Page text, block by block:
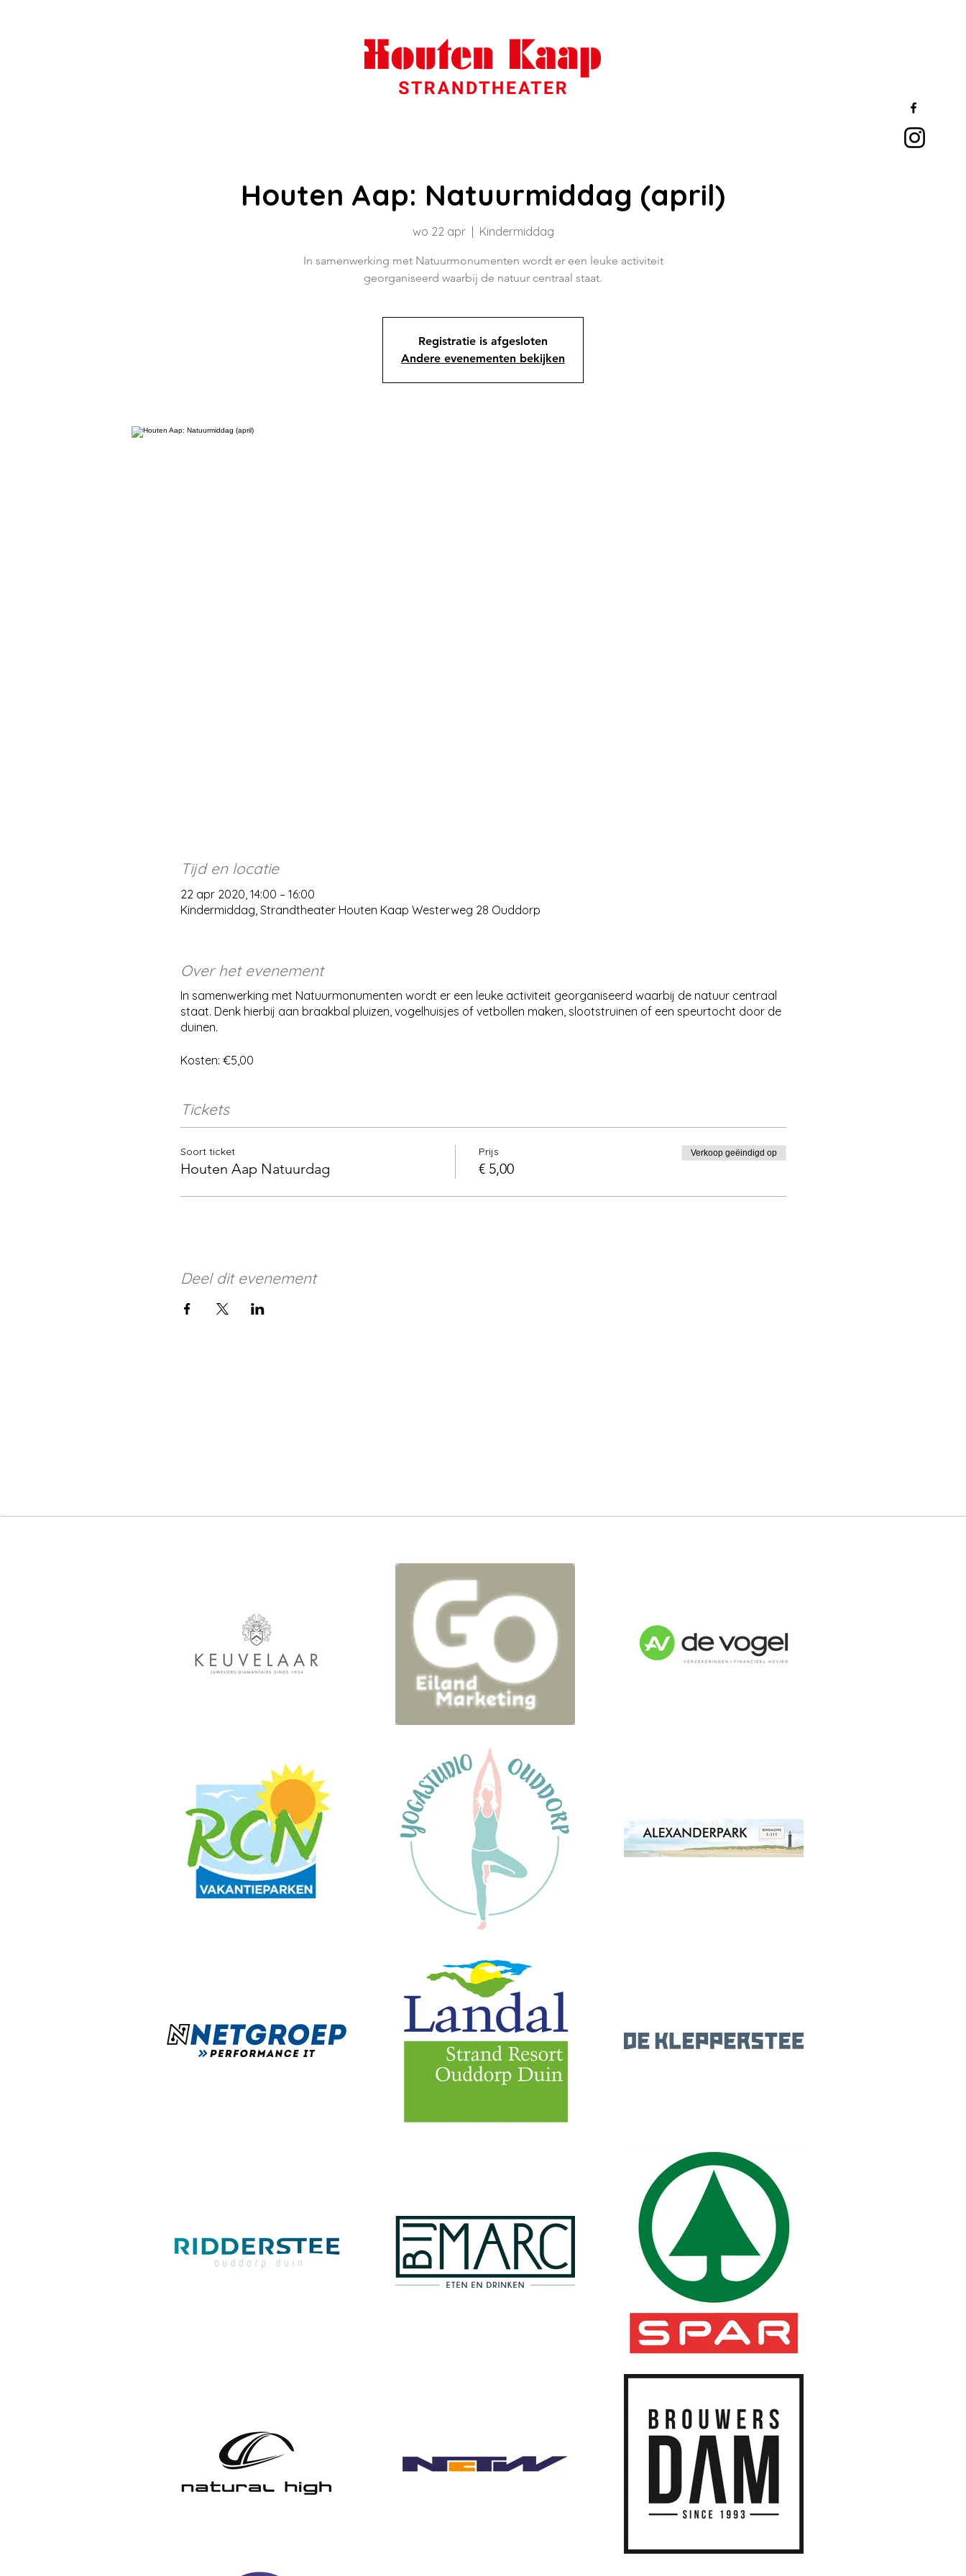
Houten Aap: Natuurmiddag (april)
wo 22 apr
  |
Kindermiddag
In samenwerking met Natuurmonumenten wordt er een leuke activiteit
georganiseerd waarbij de natuur centraal staat.
Registratie is afgesloten
Andere evenementen bekijken
Tijd en locatie
22 apr 2020, 14:00 – 16:00
Kindermiddag, Strandtheater Houten Kaap Westerweg 28 Ouddorp
Over het evenement
In samenwerking met Natuurmonumenten wordt er een leuke activiteit georganiseerd waarbij de natuur centraal
staat. Denk hierbij aan braakbal pluizen, vogelhuisjes of vetbollen maken, slootstruinen of een speurtocht door de
duinen.
Kosten: €5,00
Tickets
Soort ticket
Houten Aap Natuurdag
Prijs
€ 5,00
Verkoop geëindigd op
Deel dit evenement